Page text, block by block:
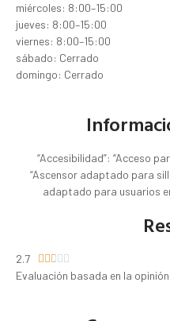
miércoles: 8:00–15:00
jueves: 8:00–15:00
viernes: 8:00–15:00
sábado: Cerrado
domingo: Cerrado
“Accesibilidad”: “Acceso
“Ascensor adaptado para
adaptado para usuarios
2.7     
Evaluación basada en la